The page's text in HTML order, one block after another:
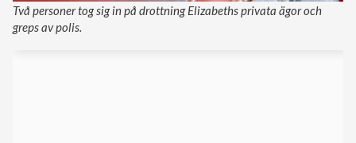
Två personer tog sig in på drottning Elizabeths privata ägor och
greps av polis.